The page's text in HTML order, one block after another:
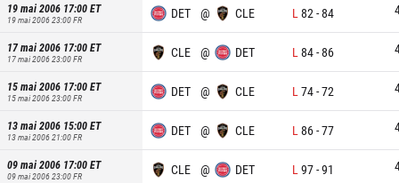
19 mai 2006 17:00ET
19 mai 2006 23:00FR DET @ CLE L 82 -84
17 mai 2006 17:00ET
17 mai 2006 23:00FR CLE @ DET L 84-86
15 mai 2006 17:00ET
15 mai 2006 23:00FR DET @ CLE L 74-72
13 mai 2006 15:00ET
13 mai 2006 21:00FR DET @ CLE L 86-77
09 mai 2006 17:00ET
09 mai 2006 23:00FR CLE @ DET L 97-91